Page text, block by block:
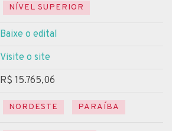
NÍVEL SUPERIOR
Baixe o edital
Visite o site
R$ 15.765,06
NORDESTE PARAÍBA